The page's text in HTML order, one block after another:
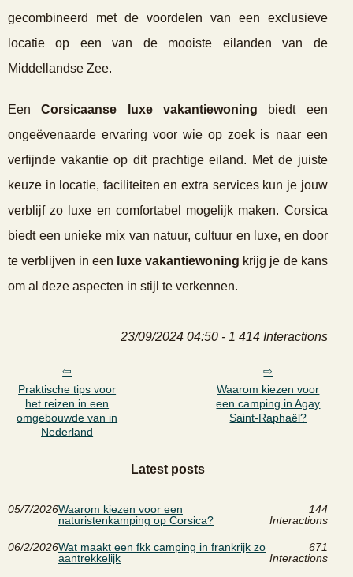
gecombineerd met de voordelen van een exclusieve
locatie op een van de mooiste eilanden van de
Middellandse Zee.
EenCorsicaanse luxe vakantiewoning biedt een
ongeëvenaarde ervaring voor wie op zoek is naar een
verfijnde vakantie op dit prachtige eiland. Met de juiste
keuze in locatie, faciliteiten en extra services kun je jouw
verblijf zo luxe en comfortabel mogelijk maken. Corsica
biedt een unieke mix van natuur, cultuur en luxe, en door
te verblijven in een luxe vakantiewoning krijg je de kans
om al deze aspecten in stijl te verkennen.
23/09/2024 04:50 - 1 414 Interactions
Praktische tips voor
het reizen in een
omgebouwde van in
Nederland
Waarom kiezen voor
een camping in Agay
Saint-Raphaël?
Latest posts
05/7/2026Waarom kiezen voor een
naturistenkamping op Corsica?
144
Interactions
06/2/2026Wat maakt een fkk camping in frankrijk zo
aantrekkelijk
671
Interactions